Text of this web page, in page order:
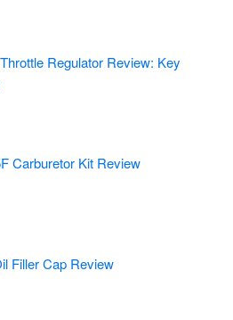
Regulator Review: Key
Carburetor Kit Review
Filler Cap Review